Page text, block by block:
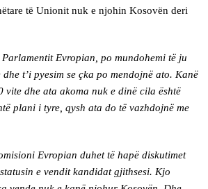
të Unionit nuk e njohin Kosovën deri
Parlamentit Evropian, po mundohemi të ju
dhe t’i pyesim se çka po mendojnë ato. Kanë
vite dhe ata akoma nuk e dinë cila është
plani i tyre, qysh ata do të vazhdojnë me
Evropian duhet të hapë diskutimet
e vendit kandidat gjithsesi. Kjo